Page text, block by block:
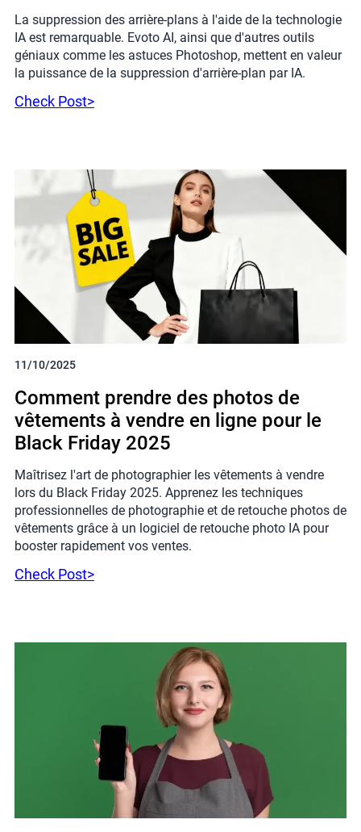
La suppression des arrière-plans à l'aide de la technologie
IA est remarquable. Evoto AI, ainsi que d'autres outils
géniaux comme les astuces Photoshop, mettent en valeur
la puissance de la suppression d'arrière-plan par IA.
Check Post>
11/10/2025
Comment prendre des photos de
vêtements à vendre en ligne pour le
Black Friday 2025
Maîtrisez l'art de photographier les vêtements à vendre
lors du Black Friday 2025. Apprenez les techniques
professionnelles de photographie et de retouche photos de
vêtements grâce à un logiciel de retouche photo IA pour
booster rapidement vos ventes.
Check Post>